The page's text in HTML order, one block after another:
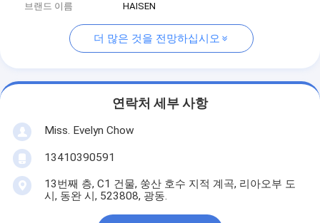
브랜드 이름
HAISEN
더 많은 것을 전망하십시오
연락처 세부 사항
Miss. Evelyn Chow
13410390591
13번째 층, C1 건물, 쑹산 호수 지적 계곡, 리아오부 도
시, 동완 시, 523808, 광동.